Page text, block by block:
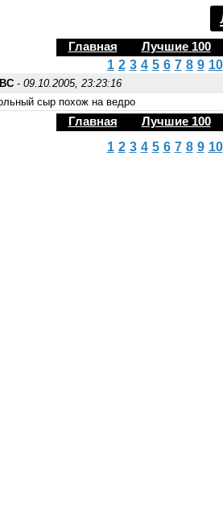
Главная Лучшие 100
1 2 3 4 5 6 7 8 9 10
- 09.10.2005, 23:23:16
сыр похож на ведро
Главная Лучшие 100
1 2 3 4 5 6 7 8 9 10